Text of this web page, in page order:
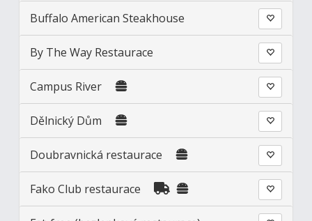
Buffalo American Steakhouse
By The Way Restaurace
Campus River
Dělnický Dům
Doubravnická restaurace
Fako Club restaurace